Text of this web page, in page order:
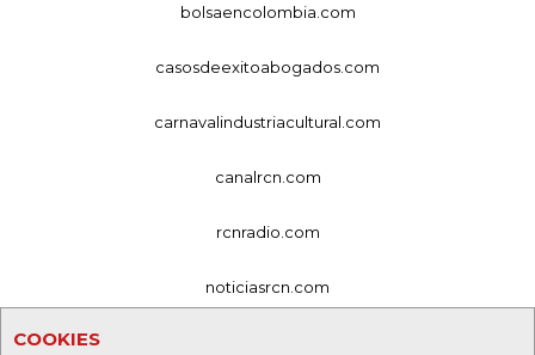
COOKIES
bolsaencolombia.com
casosdeexitoabogados.com
carnavalindustriacultural.com
canalrcn.com
rcnradio.com
noticiasrcn.com